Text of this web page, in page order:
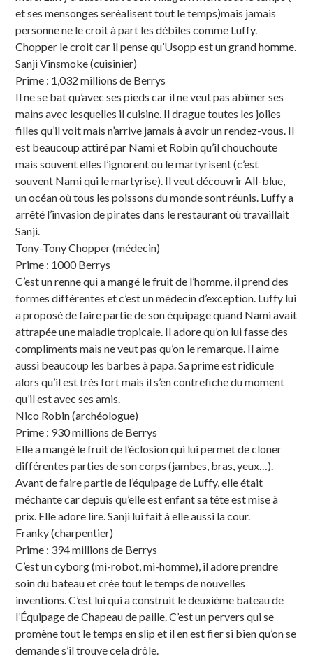
et ses mensonges seréalisent tout le temps)mais jamais
personne ne le croit à part les débiles comme Luffy.
Chopper le croit car il pense qu’Usopp est un grand homme.
Sanji Vinsmoke (cuisinier)
Prime : 1,032 millions de Berrys
Il ne se bat qu’avec ses pieds car il ne veut pas abîmer ses
mains avec lesquelles il cuisine. Il drague toutes les jolies
filles qu’il voit mais n’arrive jamais à avoir un rendez-vous. Il
est beaucoup attiré par Nami et Robin qu’il chouchoute
mais souvent elles l’ignorent ou le martyrisent (c’est
souvent Nami qui le martyrise). Il veut découvrir All-blue,
un océan où tous les poissons du monde sont réunis. Luffy a
arrêté l’invasion de pirates dans le restaurant où travaillait
Sanji.
Tony-Tony Chopper (médecin)
Prime : 1000 Berrys
C’est un renne qui a mangé le fruit de l’homme, il prend des
formes différentes et c’est un médecin d’exception. Luffy lui
a proposé de faire partie de son équipage quand Nami avait
attrapée une maladie tropicale. Il adore qu’on lui fasse des
compliments mais ne veut pas qu’on le remarque. Il aime
aussi beaucoup les barbes à papa. Sa prime est ridicule
alors qu’il est très fort mais il s’en contrefiche du moment
qu’il est avec ses amis.
Nico Robin (archéologue)
Prime : 930 millions de Berrys
Elle a mangé le fruit de l’éclosion qui lui permet de cloner
différentes parties de son corps (jambes, bras, yeux…).
Avant de faire partie de l’équipage de Luffy, elle était
méchante car depuis qu’elle est enfant sa tête est mise à
prix. Elle adore lire. Sanji lui fait à elle aussi la cour.
Franky (charpentier)
Prime : 394 millions de Berrys
C’est un cyborg (mi-robot, mi-homme), il adore prendre
soin du bateau et crée tout le temps de nouvelles
inventions. C’est lui qui a construit le deuxième bateau de
l’Équipage de Chapeau de paille. C’est un pervers qui se
promène tout le temps en slip et il en est fier si bien qu’on se
demande s’il trouve cela drôle.